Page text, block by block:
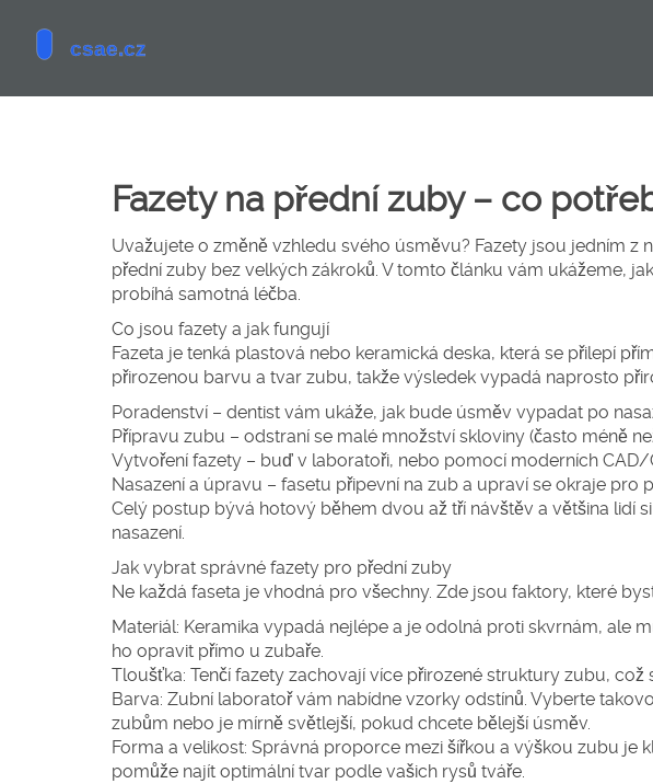
Fazety na přední zuby – co
Uvažujete o změně vzhledu svého úsměvu? Fazety jsou jedním z
přední zuby bez velkých zákroků. V tomto článku vám ukážeme,
probíhá samotná léčba.
Co jsou fazety a jak fungují
Fazeta je tenká plastová nebo keramická deska, která se přilepí
přirozenou barvu a tvar zubu, takže výsledek vypadá naprosto
Poradenství – dentist vám ukáže, jak bude úsměv vypadat po
Přípravu zubu – odstraní se malé množství skloviny (často méně
Vytvoření fazety – buď v laboratoři, nebo pomocí moderních
Nasazení a úpravu – fasetu připevní na zub a upraví se okraje pro
Celý postup bývá hotový během dvou až tří návštěv a většina lidí
nasazení.
Jak vybrat správné fazety pro přední zuby
Ne každá faseta je vhodná pro všechny. Zde jsou faktory, které
Materiál: Keramika vypadá nejlépe a je odolná proti skvrnám, ale
ho opravit přímo u zubaře.
Tloušťka: Tenčí fazety zachovají více přirozené struktury zubu, což
Barva: Zubní laboratoř vám nabídne vzorky odstínů. Vyberte
zubům nebo je mírně světlejší, pokud chcete bělejší úsměv.
Forma a velikost: Správná proporce mezi šířkou a výškou zubu je
pomůže najít optimální tvar podle vašich rysů tváře.